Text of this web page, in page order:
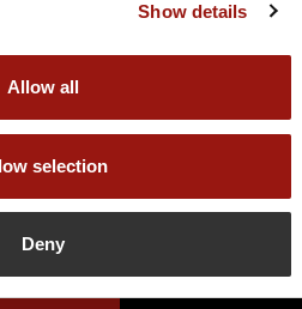
Show details
Allow all
selection
Deny